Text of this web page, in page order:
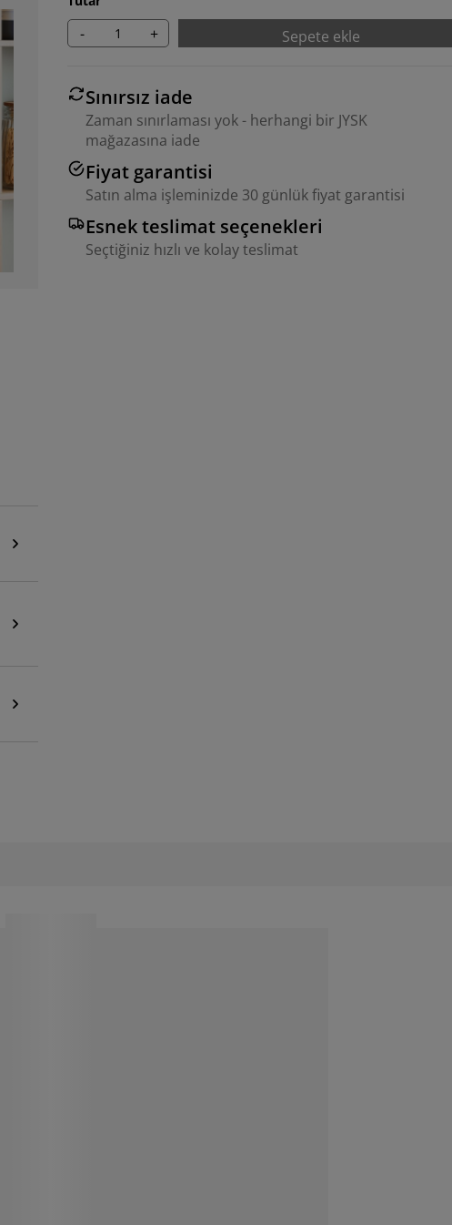
- + Sepete ekle
Sınırsız iade
Zaman sınırlaması yok - herhangi bir JYSK
mağazasına iade
Fiyat garantisi
Satın alma işleminizde 30 günlük fiyat garantisi
Esnek teslimat seçenekleri
Seçtiğiniz hızlı ve kolay teslimat